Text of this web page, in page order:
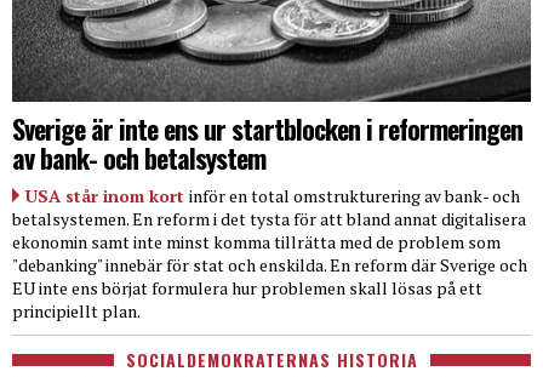
Sverige är inte ens ur startblocken i reformeringen
av bank- och betalsystem
USA står inom kort inför en total omstrukturering av bank- och
betalsystemen. En reform i det tysta för att bland annat digitalisera
ekonomin samt inte minst komma tillrätta med de problem som
"debanking" innebär för stat och enskilda. En reform där Sverige och
EU inte ens börjat formulera hur problemen skall lösas på ett
principiellt plan.
SOCIALDEMOKRATERNAS HISTORIA